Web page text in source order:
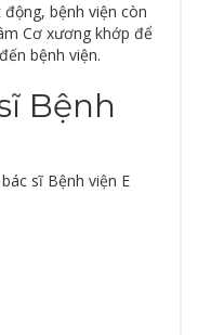
bệnh viện còn
Cơ xương khớp để
bệnh viện.
Bệnh